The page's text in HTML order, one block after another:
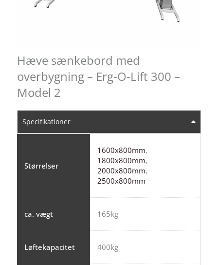
Hæve sænkebord med
overbygning – Erg-O-Lift 300 –
Model 2
Specifikationer
Størrelser
1600x800mm,
1800x800mm,
2000x800mm,
2500x800mm
ca. vægt 165kg
Løftekapacitet 400kg